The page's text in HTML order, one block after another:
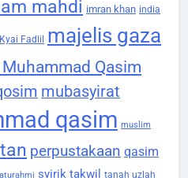
mahdi imran khan india
Kyai Fadlil majelis gaza
Qasim
mubasyirat
qasim muslim
perpustakaan qasim
syirik takwil tanah uzlah